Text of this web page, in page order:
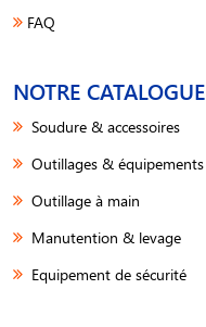
FAQ
NOTRE CATALOGUE
Soudure & accessoires
Outillages & équipements
Outillage à main
Manutention & levage
Equipement de sécurité